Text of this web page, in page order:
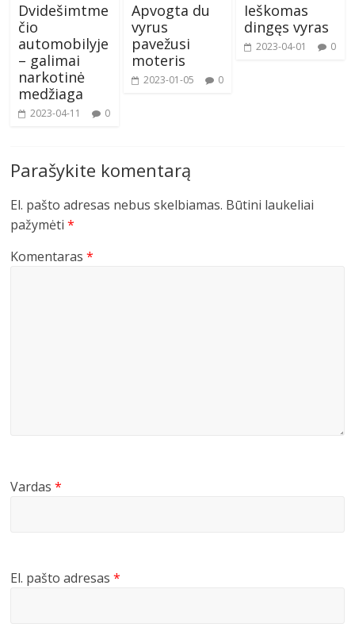
Dvidešimtme
čio
automobilyje
– galimai
narkotinė
medžiaga
2023-04-11 0
Apvogta du
vyrus
pavežusi
moteris
2023-01-05 0
Ieškomas
dingęs vyras
2023-04-01 0
Parašykite komentarą
El. pašto adresas nebus skelbiamas. Būtini laukeliai
pažymėti*
Komentaras*
Vardas*
El. pašto adresas*